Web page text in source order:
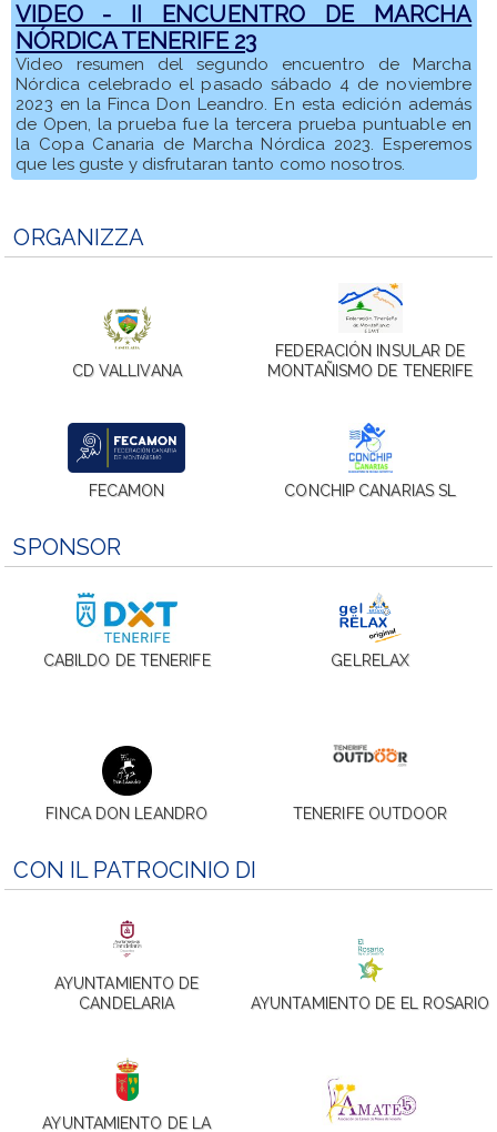
VIDEO - II ENCUENTRO DE MARCHA
NÓRDICA TENERIFE 23
Video resumen del segundo encuentro de Marcha
Nórdica celebrado el pasado sábado 4 de noviembre
2023 en la Finca Don Leandro. En esta edición además
de Open, la prueba fue la tercera prueba puntuable en
la Copa Canaria de Marcha Nórdica 2023. Esperemos
que les guste y disfrutaran tanto como nosotros.
ORGANIZZA
CD VALLIVANA
FEDERACIÓN INSULAR DE
MONTAÑISMO DE TENERIFE
FECAMON CONCHIP CANARIAS SL
SPONSOR
CABILDO DE TENERIFE GELRELAX
FINCA DON LEANDRO TENERIFE OUTDOOR
CON IL PATROCINIO DI
AYUNTAMIENTO DE
CANDELARIA
AYUNTAMIENTO DE EL ROSARIO
AYUNTAMIENTO DE LA